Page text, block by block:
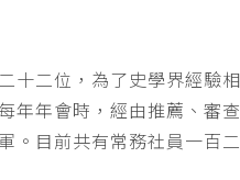
十二位，為了史學界經驗
年年會時，經由推薦、審
。目前共有常務社員一百